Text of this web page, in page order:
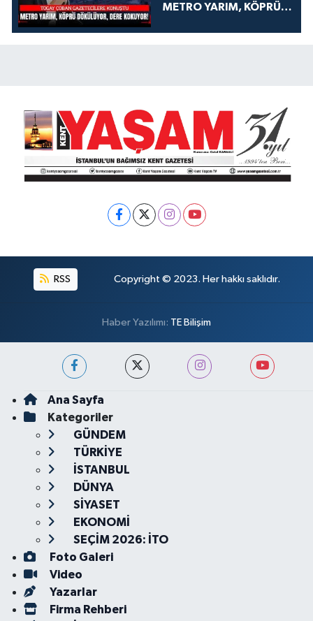
METRO YARIM, KÖPRÜ
KOKUYOR!
RSS Copyright © 2023. Her hakkı saklıdır.
Haber Yazılımı: TE Bilişim
Ana Sayfa
Kategoriler
GÜNDEM
TÜRKİYE
İSTANBUL
DÜNYA
SİYASET
EKONOMİ
SEÇİM 2026: İTO
Foto Galeri
Video
Yazarlar
Firma Rehberi